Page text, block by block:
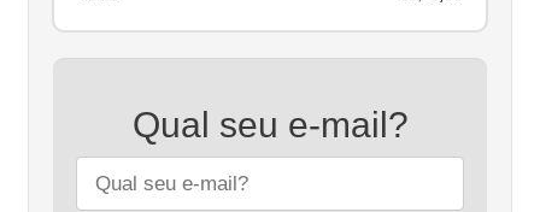
Qual seu e-mail?